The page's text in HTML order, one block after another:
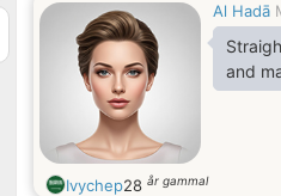
Al Hadā
Straight forward
and
Ivychep28 år gammal